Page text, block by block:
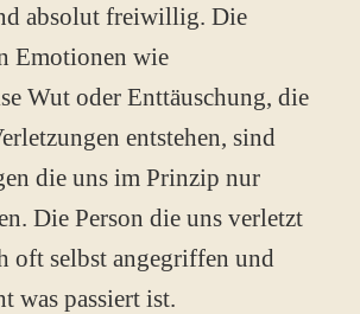
absolut freiwillig. Die
Emotionen wie
Wut oder Enttäuschung, die
entstehen, sind
die uns im Prinzip nur
Die Person die uns verletzt
oft selbst angegriffen und
was passiert ist.